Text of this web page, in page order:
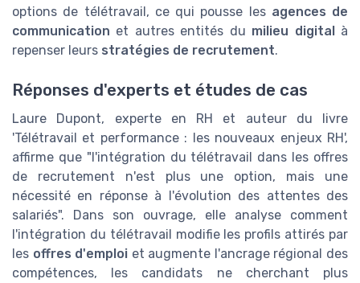
options de télétravail, ce qui pousse les agences de
communication et autres entités du milieu digital
à
repenser leurs stratégies de recrutement.
Réponses d'experts et études de cas
Laure Dupont, experte en RH et auteur du livre
'Télétravail et performance : les nouveaux enjeux RH',
affirme que "l'intégration du télétravail dans les offres
de recrutement n'est plus une option, mais une
nécessité en réponse à l'évolution des attentes des
salariés". Dans son ouvrage, elle analyse comment
l'intégration du télétravail modifie les profils attirés par
les offres d'emploi et augmente l'ancrage régional des
compétences, les candidats ne cherchant plus